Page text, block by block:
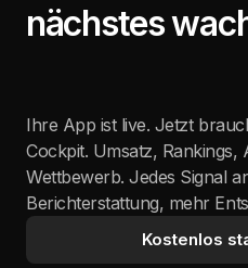
nächstes
Ihre App ist live. Jetzt
Cockpit. Umsatz,
Wettbewerb. Jedes Signal
Berichterstattung, mehr
Kostenlos